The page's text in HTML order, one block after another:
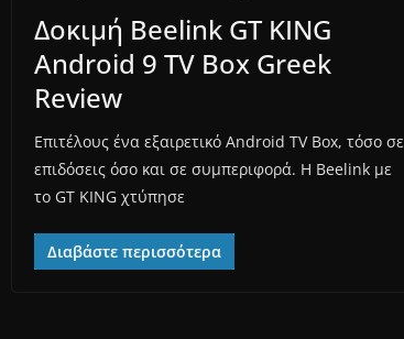
Δοκιμή Beelink GT KING
Android 9 TV Box Greek
Review
Επιτέλους ένα εξαιρετικό Android TV Box, τόσο σε
επιδόσεις όσο και σε συμπεριφορά. H Beelink με
το GT KING χτύπησε
Διαβάστε περισσότερα